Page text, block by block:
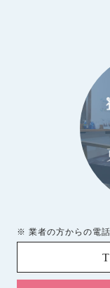
※ 業者の方からの電